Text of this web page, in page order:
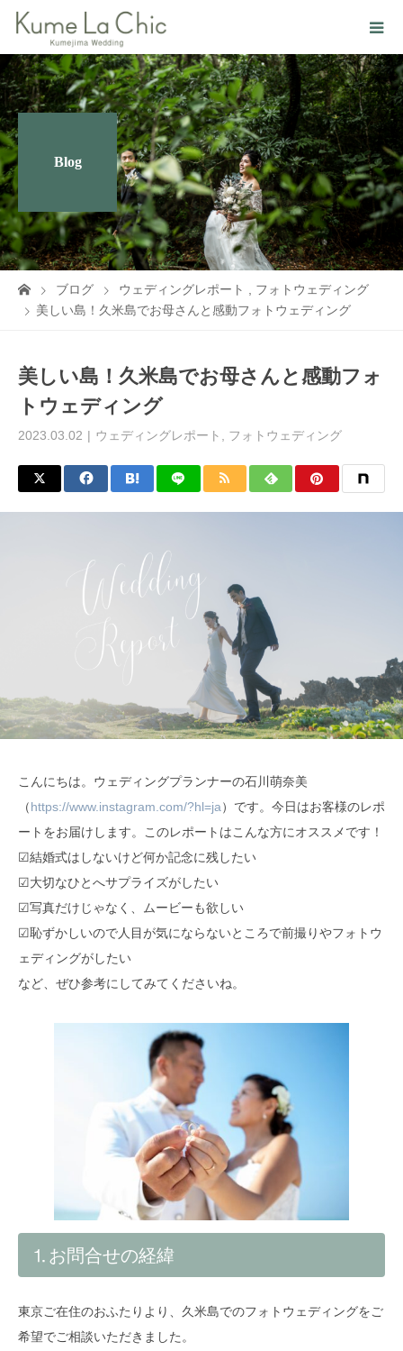
Blog
ブログ ウェディングレポート
フォトウェディング
美しい島！久米島でお母さんと感動フォトウェディング
美しい島！久米島でお母さんと感動フォ
トウェディング
2023.03.02 ウェディングレポート フォトウェディング
こんにちは。ウェディングプランナーの石川萌奈美
（https://www.instagram.com/?hl=ja）です。今日はお客様のレポ
ートをお届けします。このレポートはこんな方にオススメです！
☑︎結婚式はしないけど何か記念に残したい
☑︎大切なひとへサプライズがしたい
☑︎写真だけじゃなく、ムービーも欲しい
☑︎恥ずかしいので人目が気にならないところで前撮りやフォトウ
ェディングがしたい
など、ぜひ参考にしてみてくださいね。
⒈お問合せの経緯
東京ご在住のおふたりより、久米島でのフォトウェディングをご
希望でご相談いただきました。